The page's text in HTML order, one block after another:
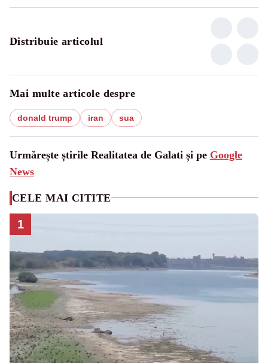
Distribuie articolul
Mai multe articole despre
donald trump iran sua
Urmărește știrile Realitatea de Galati și pe Google
News
CELE MAI CITITE
1